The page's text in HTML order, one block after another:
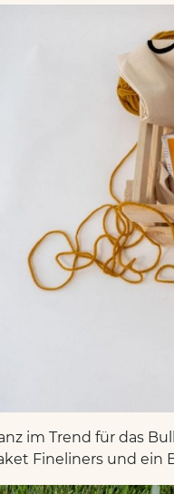
im Trend für das
Fineliners und ein